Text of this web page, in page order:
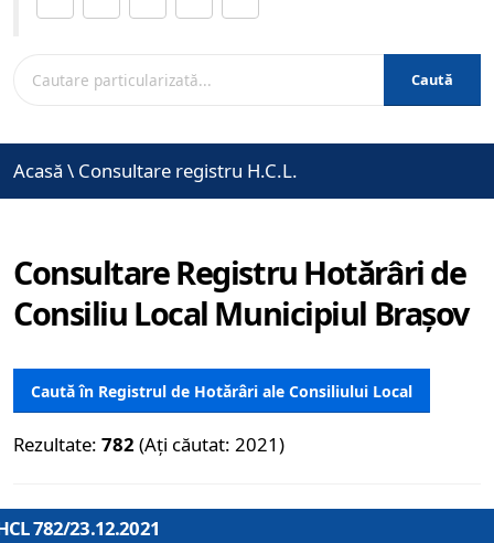
Caută
Acasă \ Consultare registru H.C.L.
Consultare Registru Hotărâri de
Consiliu Local Municipiul Brașov
Caută în Registrul de Hotărâri ale Consiliului Local
Rezultate: 782 (Ați căutat: 2021)
782/23.12.2021